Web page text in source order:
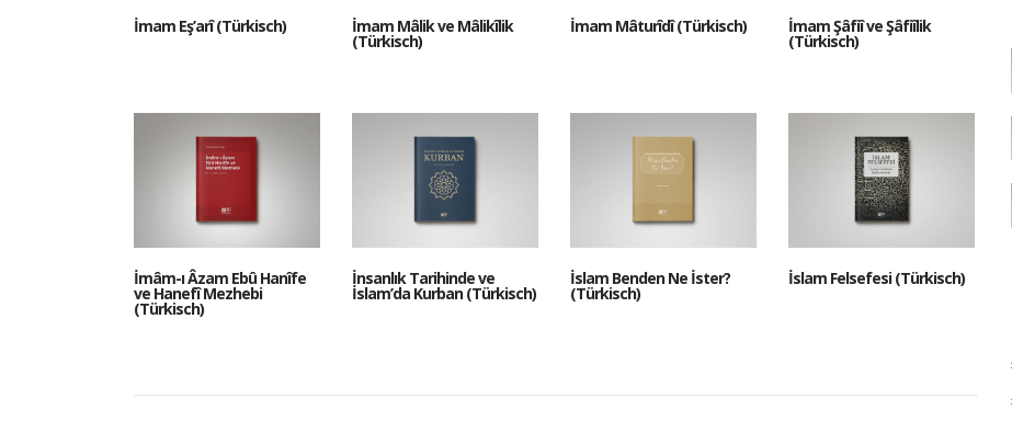
İmam Eş’arî (Türkisch) İmam Mâlik ve Mâlikîlik
(Türkisch)
İmam Mâturîdî (Türkisch) İmam Şâfiî ve Şâfiîlik
(Türkisch)
İmâm-ı Âzam Ebû Hanîfe
ve Hanefî Mezhebi
(Türkisch)
İnsanlık Tarihinde ve
İslam’da Kurban (Türkisch)
İslam Benden Ne İster?
(Türkisch)
İslam Felsefesi (Türkisch)